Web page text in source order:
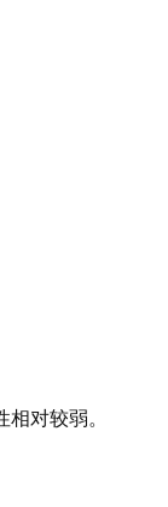
对较弱。